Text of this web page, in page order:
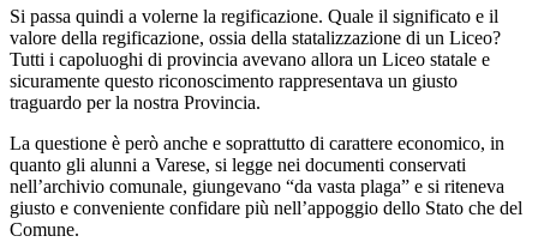
Si passa quindi a volerne la regificazione. Quale il significato e il
valore della regificazione, ossia della statalizzazione di un Liceo?
Tutti i capoluoghi di provincia avevano allora un Liceo statale e
sicuramente questo riconoscimento rappresentava un giusto
traguardo per la nostra Provincia.
La questione è però anche e soprattutto di carattere economico, in
quanto gli alunni a Varese, si legge nei documenti conservati
nell’archivio comunale, giungevano “da vasta plaga” e si riteneva
giusto e conveniente confidare più nell’appoggio dello Stato che del
Comune.